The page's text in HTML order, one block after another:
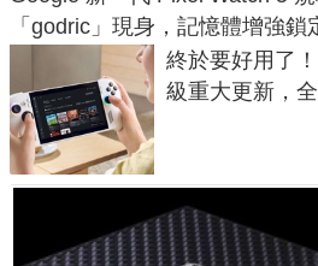
「godric」現身，記憶體增強鎖
終於要好用了
級重大更新，